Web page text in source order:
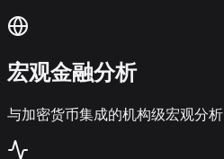
宏观金融分析
与加密货币集成的机构级宏观分析